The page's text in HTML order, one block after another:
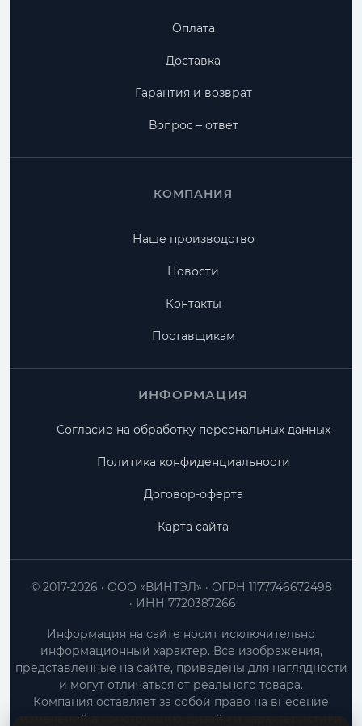
Оплата
Доставка
Гарантия и возврат
Вопрос – ответ
КОМПАНИЯ
Наше производство
Новости
Контакты
Поставщикам
ИНФОРМАЦИЯ
Согласие на обработку персональных данных
Политика конфиденциальности
Договор-оферта
Карта сайта
ООО «ВИНТЭЛ»
ОГРН 1177746672498
ИНН 7720387266
© 2017-2026
Информация на сайте носит исключительно
информационный характер. Все изображения,
представленные на сайте, приведены для наглядности
и могут отличаться от реального товара.
Компания оставляет за собой право на внесение
изменений в конструкцию, дизайн и характеристики